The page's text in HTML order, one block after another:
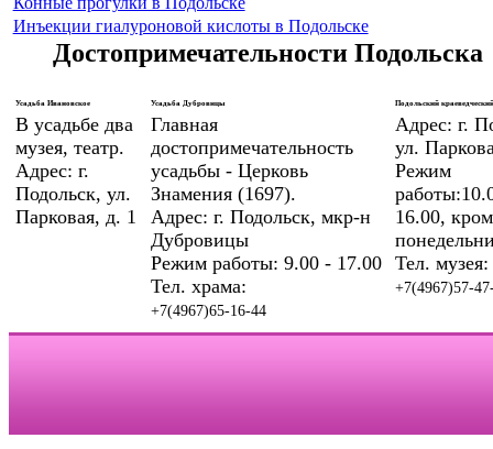
Инъекции гиалуроновой кислоты в Подольске
Достопримечательности Подольска
Усадьба Ивановское
В усадьбе два
музея, театр.
Адрес: г.
Подольск, ул.
Парковая, д. 1
Усадьба Дубровицы
Главная
достопримечательность
усадьбы - Церковь
Знамения (1697).
Адрес: г. Подольск, мкр-н
Дубровицы
Режим работы: 9.00 - 17.00
Тел. храма:
+7(4967)65-16-44
Подольский
Адрес: г.
ул.
Режим
16.00,
Тел. музея:
+7(4967)57-